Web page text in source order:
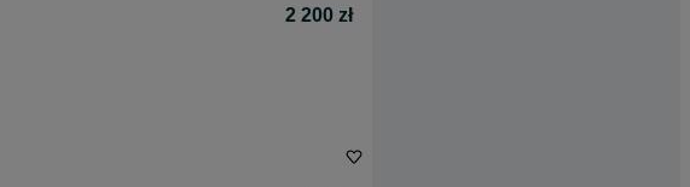
2 200 zł